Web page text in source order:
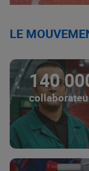
LE
140